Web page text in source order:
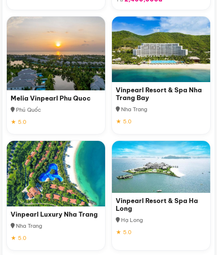
Melia Vinpearl Phu Quoc
Phú Quốc
★ 5.0
Vinpearl Resort & Spa Nha
Trang Bay
Nha Trang
★ 5.0
Vinpearl Luxury Nha Trang
Nha Trang
★ 5.0
Vinpearl Resort & Spa Ha
Long
Hạ Long
★ 5.0